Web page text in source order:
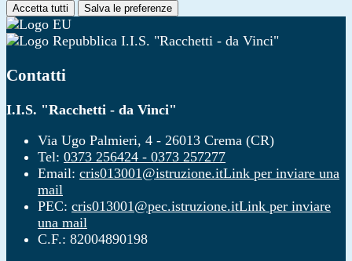
Accetta tutti Salva le preferenze
I.I.S. "Racchetti - da Vinci"
Contatti
I.I.S. "Racchetti - da Vinci"
Via Ugo Palmieri, 4 - 26013 Crema (CR)
Tel: 0373 256424 - 0373 257277
Email: cris013001@istruzione.itLink per inviare una
mail
PEC: cris013001@pec.istruzione.itLink per inviare
una mail
C.F.: 82004890198